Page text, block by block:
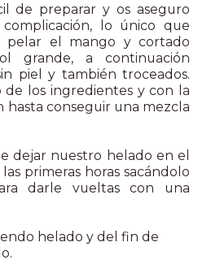
de preparar y os aseguro
lo único que
pelar el mango y cortado
grande, a continuación
piel y también troceados.
los ingredientes y con la
hasta conseguir una mezcla
dejar nuestro helado en el
primeras horas sacándolo
darle vueltas con una
helado y del fin de